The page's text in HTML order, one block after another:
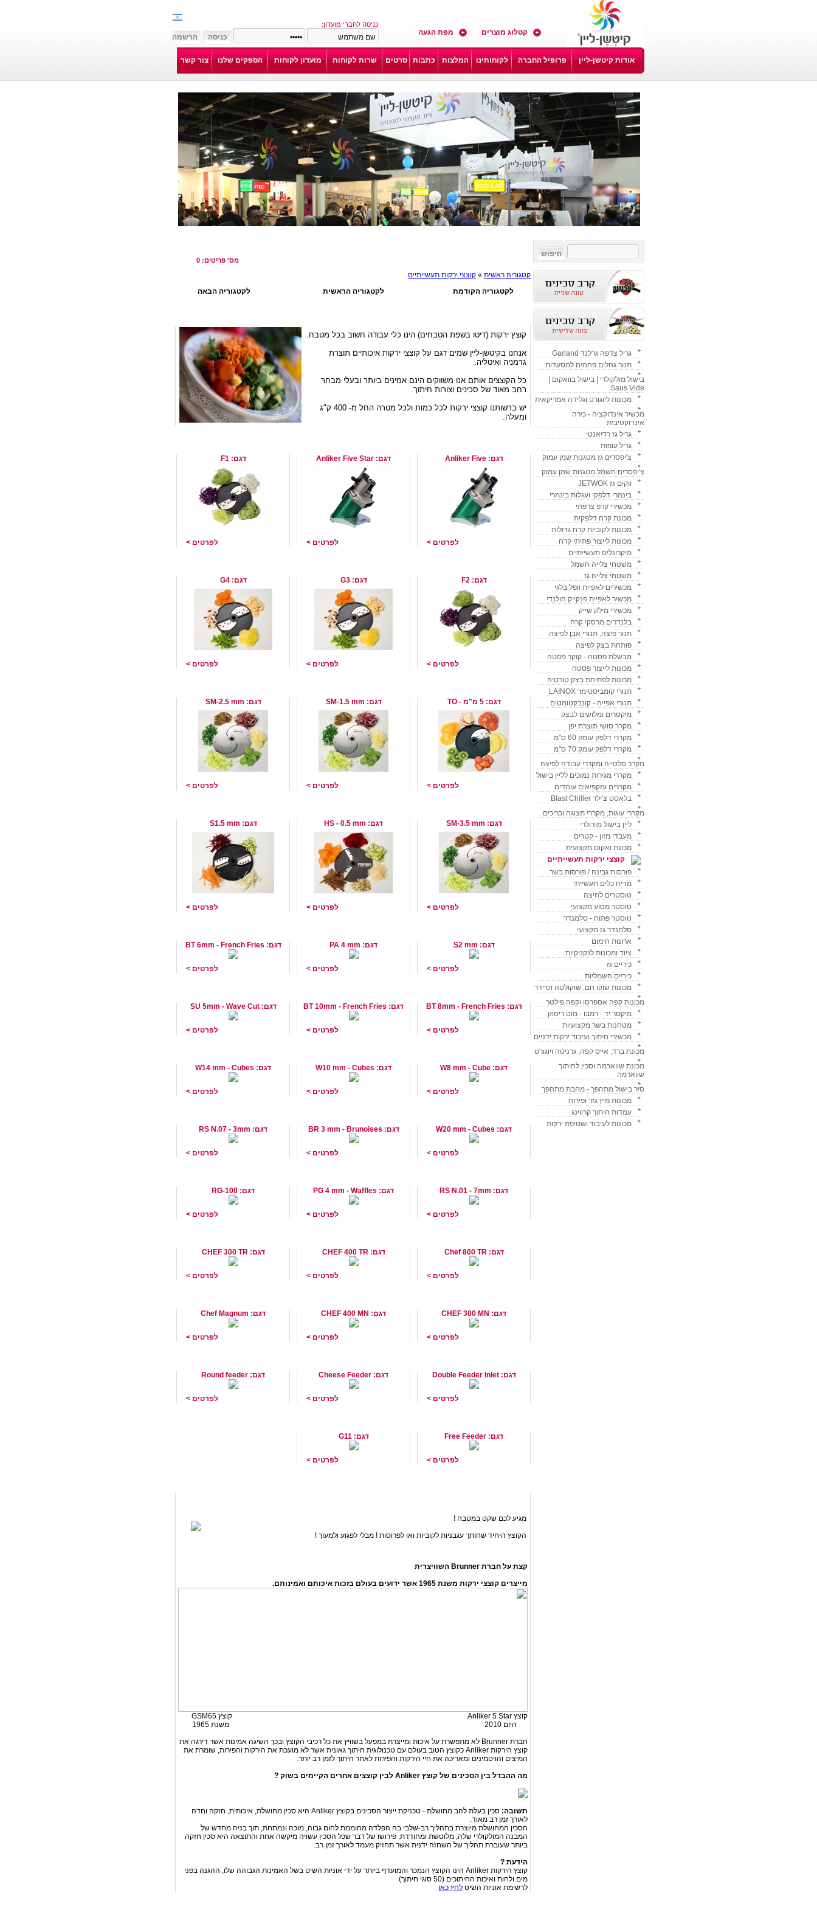
קטלוג מוצרים מפת הגעה
כניסה לחברי מועדון:
אודות קיטשן-ליין פרופיל החברה לקוחותינו המלצות כתבות סרטים שרות לקוחות מועדון לקוחות הספקים שלנו צור קשר
גריל צדפה גרלנד Garland
תנור גחלים פחמים למסעדות
בישול מולקולרי | בישול בוואקום |
Saus Vide
מכונות ליוגורט וגלידה אמריקאית
מכשיר אינדוקציה - כירה
אינדוקטיבית
גריל גז רדיאנטי
גריל עופות
צ'יפסרים גז מטגנות שמן עמוק
צ'יפסרים חשמל מטגנות שמן עמוק
ווקים גז JETWOK
בינמרי דלפקי ועגלות בינמרי
מכשירי קרפ צרפתי
מכונת קרח דלפקית
מכונות לקוביות קרח גדולות
מכונות לייצור פתיתי קרח
מיקרוגלים תעשייתיים
משטחי צלייה חשמל
משטחי צלייה גז
מכשירים לאפיית וופל בלגי
מכשיר לאפיית פנקייק הולנדי
מכשירי מילק שייק
בלנדרים מרסקי קרח
תנור פיצה, תנורי אבן לפיצה
פותחת בצק לפיצה
מבשלת פסטה - קוקר פסטה
מכונות לייצור פסטה
מכונות לפתיחת בצק טורטיה
תנורי קומביסטימר LAINOX
תנורי אפייה - קונבקטומטים
מיקסרים ומלושים לבצק
מקרר סושי תוצרת יפן
מקררי דלפק עומק 60 ס"מ
מקררי דלפק עומק 70 ס"מ
מקרר סלטייה ומקררי עבודה לפיצה
מקררי מגירות נמוכים לליין בישול
מקררים ומקפיאים עומדים
בלאסט צ'ילר Blast Chiller
מקררי עוגות, מקררי תצוגה וכריכים
ליין בישול מודולרי
מעבדי מזון - קטרים
מכונת ואקום מקצועית
קוצצי ירקות תעשייתיים
פורסות גבינה / פורסות בשר
מדיח כלים תעשייתי
טוסטרים לחיצה
טוסטר מסוע מקצועי
טוסטר פתוח - סלמנדר
סלמנדר גז מקצועי
ארונות חימום
ציוד ומכונות לנקניקיות
כיריים גז
כיריים חשמליות
מכונות שוקו חם, שוקולטה וסיידר
מכונות קפה אספרסו וקפה פילטר
מיקסר יד - רמבו - מוט ריסוק
מטחנות בשר מקצועיות
מכשירי חיתוך ועיבוד ירקות ידניים
מכונת ברד, אייס קפה, גרניטה ויוגורט
מכונת שווארמה וסכין לחיתוך
שווארמה
סיר בישול מתהפך - מחבת מתהפך
מכונות מיץ גזר ופירות
עמדות חיתוך קרווינג
מכונות לעיבוד ושטיפת ירקות
מס' פריטים: 0
קטגוריה ראשית » קוצצי ירקות תעשייתיים
לקטגוריה הקודמת
לקטגוריה הראשית לקטגוריה הבאה
קוצץ ירקות (דיטו בשפת הטבחים) הינו כלי עבודה חשוב בכל מטבח.
אנחנו בקיטשן-ליין שמים דגם על קוצצי ירקות איכותיים תוצרת
גרמניה ואיטליה.
כל הקוצצים אותם אנו משווקים הינם אמינים ביותר ובעלי מבחר
רחב מאוד של סכינים וצורות חיתוך.
יש ברשותנו קוצצי ירקות לכל כמות ולכל מטרה החל מ- 400 ק"ג
ומעלה.
דגם: Anliker Five
לפרטים >
דגם: Anliker Five Star
לפרטים >
דגם: F1
לפרטים >
דגם: F2
לפרטים >
דגם: G3
לפרטים >
דגם: G4
לפרטים >
דגם: 5 מ"מ - TO
לפרטים >
דגם: SM-1.5 mm
לפרטים >
דגם: SM-2.5 mm
לפרטים >
דגם: SM-3.5 mm
לפרטים >
דגם: HS - 0.5 mm
לפרטים >
דגם: S1.5 mm
לפרטים >
דגם: S2 mm
לפרטים >
דגם: PA 4 mm
לפרטים >
דגם: BT 6mm - French Fries
לפרטים >
דגם: BT 8mm - French Fries
לפרטים >
דגם: BT 10mm - French Fries
לפרטים >
דגם: SU 5mm - Wave Cut
לפרטים >
דגם: W8 mm - Cube
לפרטים >
דגם: W10 mm - Cubes
לפרטים >
דגם: W14 mm - Cubes
לפרטים >
דגם: W20 mm - Cubes
לפרטים >
דגם: BR 3 mm - Brunoises
לפרטים >
דגם: RS N.07 - 3mm
לפרטים >
דגם: RS N.01 - 7mm
לפרטים >
דגם: PG 4 mm - Waffles
לפרטים >
דגם: RG-100
לפרטים >
דגם: Chef 800 TR
לפרטים >
דגם: CHEF 400 TR
לפרטים >
דגם: CHEF 300 TR
לפרטים >
דגם: CHEF 300 MN
לפרטים >
דגם: CHEF 400 MN
לפרטים >
דגם: Chef Magnum
לפרטים >
דגם: Double Feeder Inlet
לפרטים >
דגם: Cheese Feeder
לפרטים >
דגם: Round feeder
לפרטים >
דגם: Free Feeder
לפרטים >
דגם: G11
לפרטים >
מגיע לכם שקט במטבח !
הקוצץ היחיד שחותך עגבניות לקוביות ואו לפרוסות ! מבלי לפגוע ולמעוך !
קצת על חברת Brunner השוויצרית
מייצרים קוצצי ירקות משנת 1965 אשר ידועים בעולם בזכות איכותם ואמינותם.
קוצץ Anliker 5 Star קוצץ GSM65
היום 2010 משנת 1965
חברת Brunner לא מתפשרת על איכות ומייצרת במפעל בשוויץ את כל רכיבי הקוצץ ובכך השיגה אמינות אשר דירגה את
קוצץ הירקות Anliker כקוצץ הטוב בעולם עם טכנולוגית חיתוך גאונית אשר לא מועכת את הירקות והפירות, שומרת את
המיצים והויטמינים ומאריכה את חיי הירקות והפירות לאחר חיתוך לזמן רב יותר.
מה ההבדל בין הסכינים של קוצץ Anliker לבין קוצצים אחרים הקיימים בשוק ?
תשובה:
סכין בעלת להב מחושלת - טכניקת ייצור הסכינים בקוצץ Anliker היא סכין מחושלת, איכותית, חזקה וחדה
לאורך זמן רב מאוד.
הסכין המחושלת מיוצרת בתהליך רב-שלבי בה הפלדה מחוממת לחום גבוה, מוּכּה ונמתחת, תוך בניה מחדש של
המבנה המולקולרי שלה, מלוטשת ומחודדת. פירושו של דבר שכל הסכין עשויה מיקשה אחת והתוצאה היא סכין חזקה
ביותר שעוברת תהליך של השחזה ידנית אשר תחזיק מעמד לאורך זמן רב.
הידעת ?
קוצץ הירקות Anliker הינו הקוצץ הנמכר והמועדף ביותר על ידי אוניות השיט בשל האמינות הגבוהה שלו, ההגנה בפני
מים ולחות ואיכות החיתוכים (50 סוגי חיתוך)
לרשימת אוניות השיט לחץ כאן